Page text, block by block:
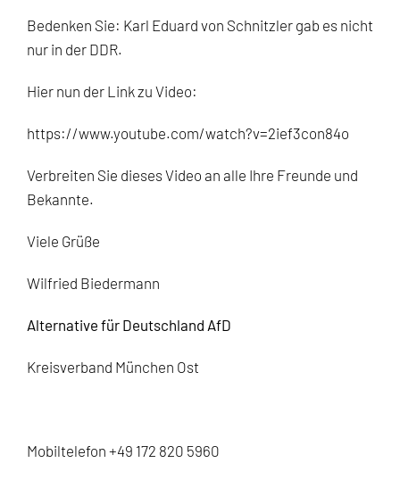
Bedenken Sie: Karl Eduard von Schnitzler gab es nicht
nur in der DDR.
Hier nun der Link zu Video:
https://www.youtube.com/watch?v=2ief3con84o
Verbreiten Sie dieses Video an alle Ihre Freunde und
Bekannte.
Viele Grüße
Wilfried Biedermann
Alternative für Deutschland AfD
Kreisverband München Ost
Mobiltelefon +49 172 820 5960